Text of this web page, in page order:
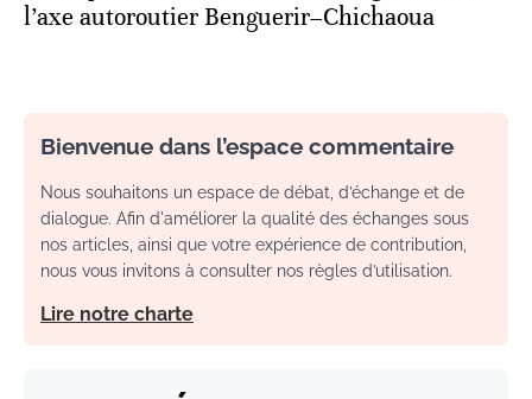
l’axe autoroutier Benguerir–Chichaoua
Bienvenue dans l’espace commentaire
Nous souhaitons un espace de débat, d’échange et de
dialogue. Afin d'améliorer la qualité des échanges sous
nos articles, ainsi que votre expérience de contribution,
nous vous invitons à consulter nos règles d’utilisation.
Lire notre charte